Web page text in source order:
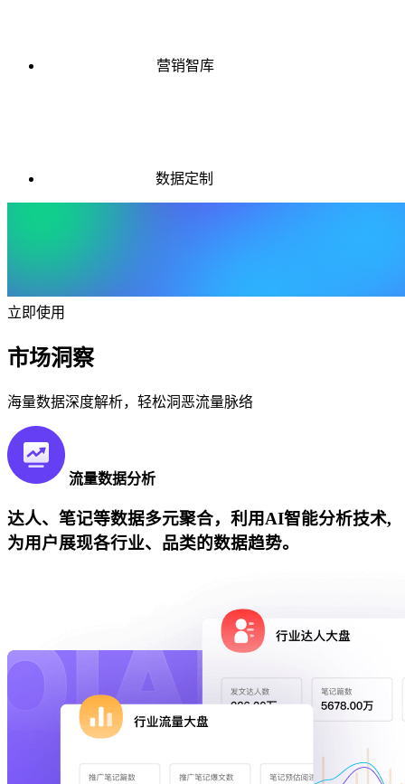
营销智库
数据定制
立即使用
市场洞察
海量数据深度解析，轻松洞恶流量脉络
流量数据分析
达人、笔记等数据多元聚合，利用AI智能分析技术,
为用户展现各行业、品类的数据趋势。